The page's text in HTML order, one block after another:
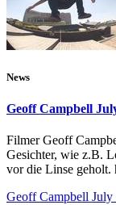
News
Geoff Campbell
Filmer Geoff
Gesichter, wie z.B.
vor die Linse geholt.
Geoff Campbell July